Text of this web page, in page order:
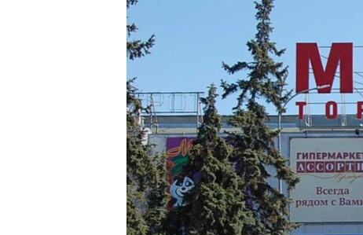
КРЫМ.НЕПОКОРЕННЫЙ
УКРАИНСКАЯ ПРОБЛЕМА КРЫМА